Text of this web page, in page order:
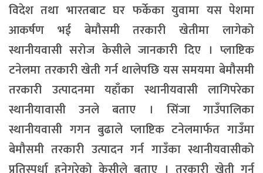
विदेश तथा भारतबाट घर फर्केका युवामा यस पेशमा
आकर्षण भई बेमौसमी तरकारी खेतीमा लागेको
स्थानीयवासी सरोज केसीले जानकारी दिए । प्लाष्टिक
टनेलमा तरकारी खेती गर्न थालेपछि यस समयमा बेमौसमी
तरकारी उत्पादनमा यहाँका स्थानीयवासी लागिपरेका
स्थानीयावासी उनले बताए । सिंजा गाउँपालिका
स्थानीयवासी गगन बुढाले प्लाष्टिक टनेलमार्फत गाउँमा
बेमौसमी तरकारी उत्पादन गर्न गाउँका स्थानीयवासीको